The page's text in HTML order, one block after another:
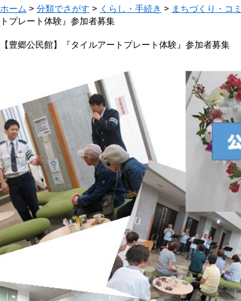
索
ホーム > 分類でさがす > くらし・手続き > まちづくり・コ
トプレート体験』参加者募集
【豊郷公民館】『タイルアートプレート体験』参加者募集